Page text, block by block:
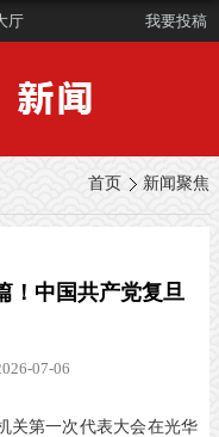
厅 我要投稿
首页 新闻聚焦
！中国共产党复旦
07-06
关第一次代表大会在光华